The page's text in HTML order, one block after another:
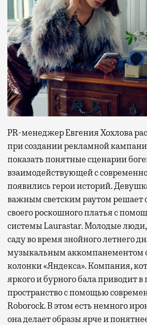
PR-менеджер Евгения Хохлова
при создании рекламной
показать понятные сценарии
взаимодействующей с
появились герои историй.
важным светским раутом решает
своего роскошного платья с
системы Laurastar. Молодые
саду во время знойного летнего
музыкальным аккомпанементом
колонки «Яндекса». Компания,
яркого и бурного бала приводит в
пространство с помощью
Roborock. В этом есть немного
она делает образы ярче и